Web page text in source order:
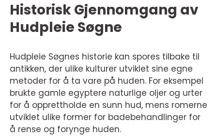
Historisk Gjennomgang av
Hudpleie Søgne
Hudpleie Søgnes historie kan spores tilbake til
antikken, der ulike kulturer utviklet sine egne
metoder for å ta vare på huden. For eksempel
brukte gamle egyptere naturlige oljer og urter
for å opprettholde en sunn hud, mens romerne
utviklet ulike former for badebehandlinger for
å rense og forynge huden.